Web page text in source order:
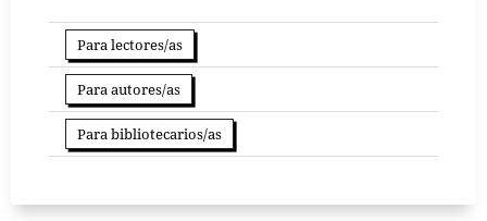
Para lectores/as
Para autores/as
Para bibliotecarios/as